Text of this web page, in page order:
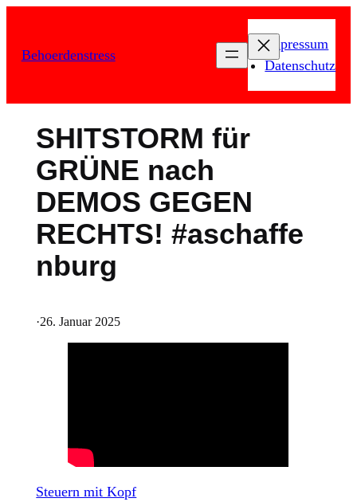
springen
Behoerdenstress
Impressum
Datenschutz
SHITSTORM für
GRÜNE nach
DEMOS GEGEN
RECHTS! #aschaffe
nburg
·26. Januar 2025
Steuern mit Kopf